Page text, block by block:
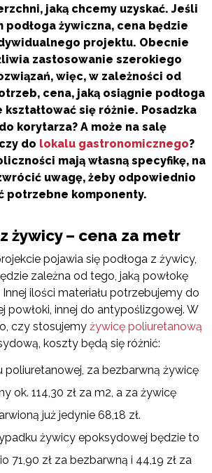
jaką chcemy uzyskać. Jeśli
podłoga żywiczna, cena będzie
projektu. Obecnie
zastosowanie szerokiego
więc, w zależności od
cena, jaką osiągnie podłoga
kształtować się różnie. Posadzka
korytarza? A może na salę
do lokalu gastronomicznego?
mają własną specyfikę, na
uwagę, żeby odpowiednio
potrzebne komponenty.
żywicy – cena za metr
pojawia się podłoga z żywicy,
zależna od tego, jaką powłokę
ilości materiału potrzebujemy do
powłoki, innej do antypoślizgowej. W
czy stosujemyżywicę poliuretanową
koszty będą się różnić:
poliuretanowej, za bezbarwną żywicę
ok. 114,30 zł za m2, a za żywicę
już jedynie 68,18 zł.
żywicy epoksydowej będzie to
71,90 zł za bezbarwną i 44,19 zł za